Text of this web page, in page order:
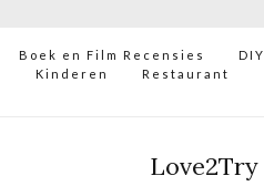
Boek en Film Recensies
DIY
Kinderen
Restaurant
Love2Try